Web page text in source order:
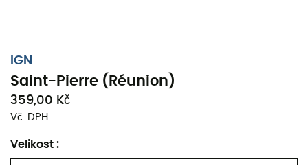
IGN
Saint-Pierre (Réunion)
359,00 Kč
Vč. DPH
Velikost :